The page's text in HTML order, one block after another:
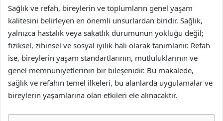
Sağlık ve refah, bireylerin ve toplumların genel yaşam
kalitesini belirleyen en önemli unsurlardan biridir. Sağlık,
yalnızca hastalık veya sakatlık durumunun yokluğu değil;
fiziksel, zihinsel ve sosyal iyilik hali olarak tanımlanır. Refah
ise, bireylerin yaşam standartlarının, mutluluklarının ve
genel memnuniyetlerinin bir bileşenidir. Bu makalede,
sağlık ve refahın temel ilkeleri, bu alanlarda uygulamalar ve
bireylerin yaşamlarına olan etkileri ele alınacaktır.